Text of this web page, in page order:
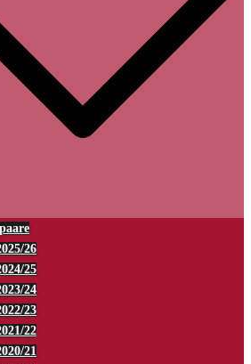
26
25
24
23
22
21